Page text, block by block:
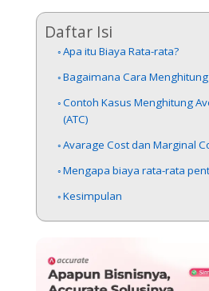
Daftar Isi
Apa itu Biaya Rata-rata?
Bagaimana Cara
Contoh Kasus Menghitung
(ATC)
Avarage Cost dan Marginal
Mengapa biaya rata-rata
Kesimpulan